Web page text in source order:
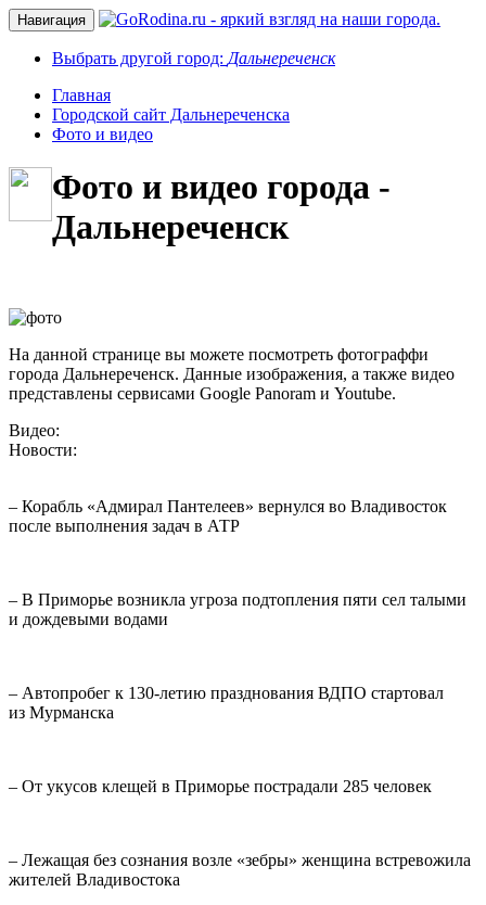
Навигация
Выбрать другой город: Дальнереченск
Главная
Городской сайт Дальнереченска
Фото и видео
Фото и видео города -
Дальнереченск
На данной странице вы можете посмотреть фотограффи
города Дальнереченск. Данные изображения, а также видео
представлены сервисами Google Panoram и Youtube.
Видео:
Новости:
– Корабль «Адмирал Пантелеев» вернулся во Владивосток
после выполнения задач в АТР
– В Приморье возникла угроза подтопления пяти сел талыми
и дождевыми водами
– Автопробег к 130-летию празднования ВДПО стартовал
из Мурманска
– От укусов клещей в Приморье пострадали 285 человек
– Лежащая без сознания возле «зебры» женщина встревожила
жителей Владивостока